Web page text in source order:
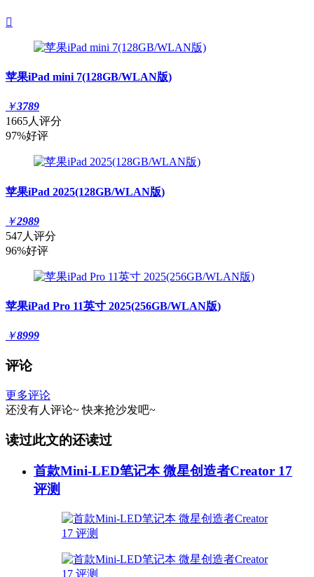

苹果iPad mini 7(128GB/WLAN版)
￥3789
1665人评分
97%好评
苹果iPad 2025(128GB/WLAN版)
￥2989
547人评分
96%好评
苹果iPad Pro 11英寸 2025(256GB/WLAN版)
￥8999
评论
更多评论
还没有人评论~ 快来抢沙发吧~
读过此文的还读过
首款Mini-LED笔记本 微星创造者Creator 17
评测